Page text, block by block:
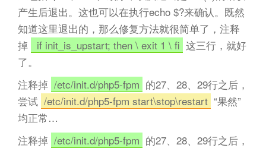
产生后退出。这也可以在执行echo $?来确认。既然
知道这里退出的，那么修复方法就很简单了，注释
掉
if init_is_upstart; then \ exit 1 \ fi 这三行，就好
了。
注释掉 /etc/init.d/php5-fpm 的27、28、29行之后，
尝试 /etc/init.d/php5-fpm start\stop\restart “果然”
均正常…
注释掉 /etc/init.d/php5-fpm 的27、28、29行之后，